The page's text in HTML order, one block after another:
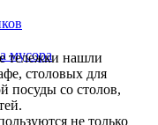
мусора
тележки нашли
столовых для
посуды со столов,
не только